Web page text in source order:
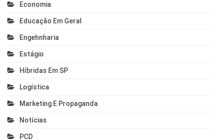
Economia
Educação Em Geral
Engehnharia
Estágio
Híbridas Em SP
Logística
Marketing E Propaganda
Notícias
PCD